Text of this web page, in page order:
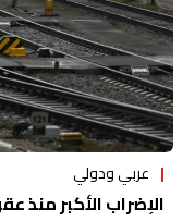
عربي ودولي
الإضراب الأكبر منذ